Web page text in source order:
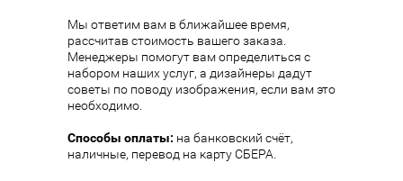
Мы ответим вам в ближайшее время,
рассчитав стоимость вашего заказа.
Менеджеры помогут вам определиться с
набором наших услуг, а дизайнеры дадут
советы по поводу изображения, если вам это
необходимо.
Способы оплаты: на банковский счёт,
наличные, перевод на карту СБЕРА.